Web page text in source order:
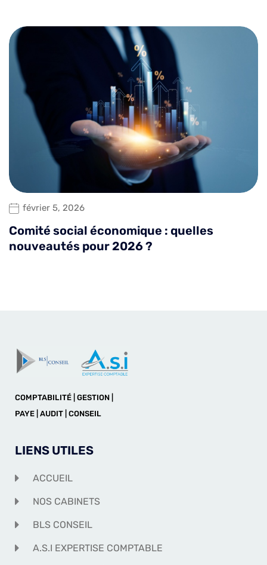
février 5, 2026
Comité social économique : quelles
nouveautés pour 2026 ?
COMPTABILITÉ | GESTION |
PAYE | AUDIT | CONSEIL
LIENS UTILES
ACCUEIL
NOS CABINETS
BLS CONSEIL
A.S.I EXPERTISE COMPTABLE